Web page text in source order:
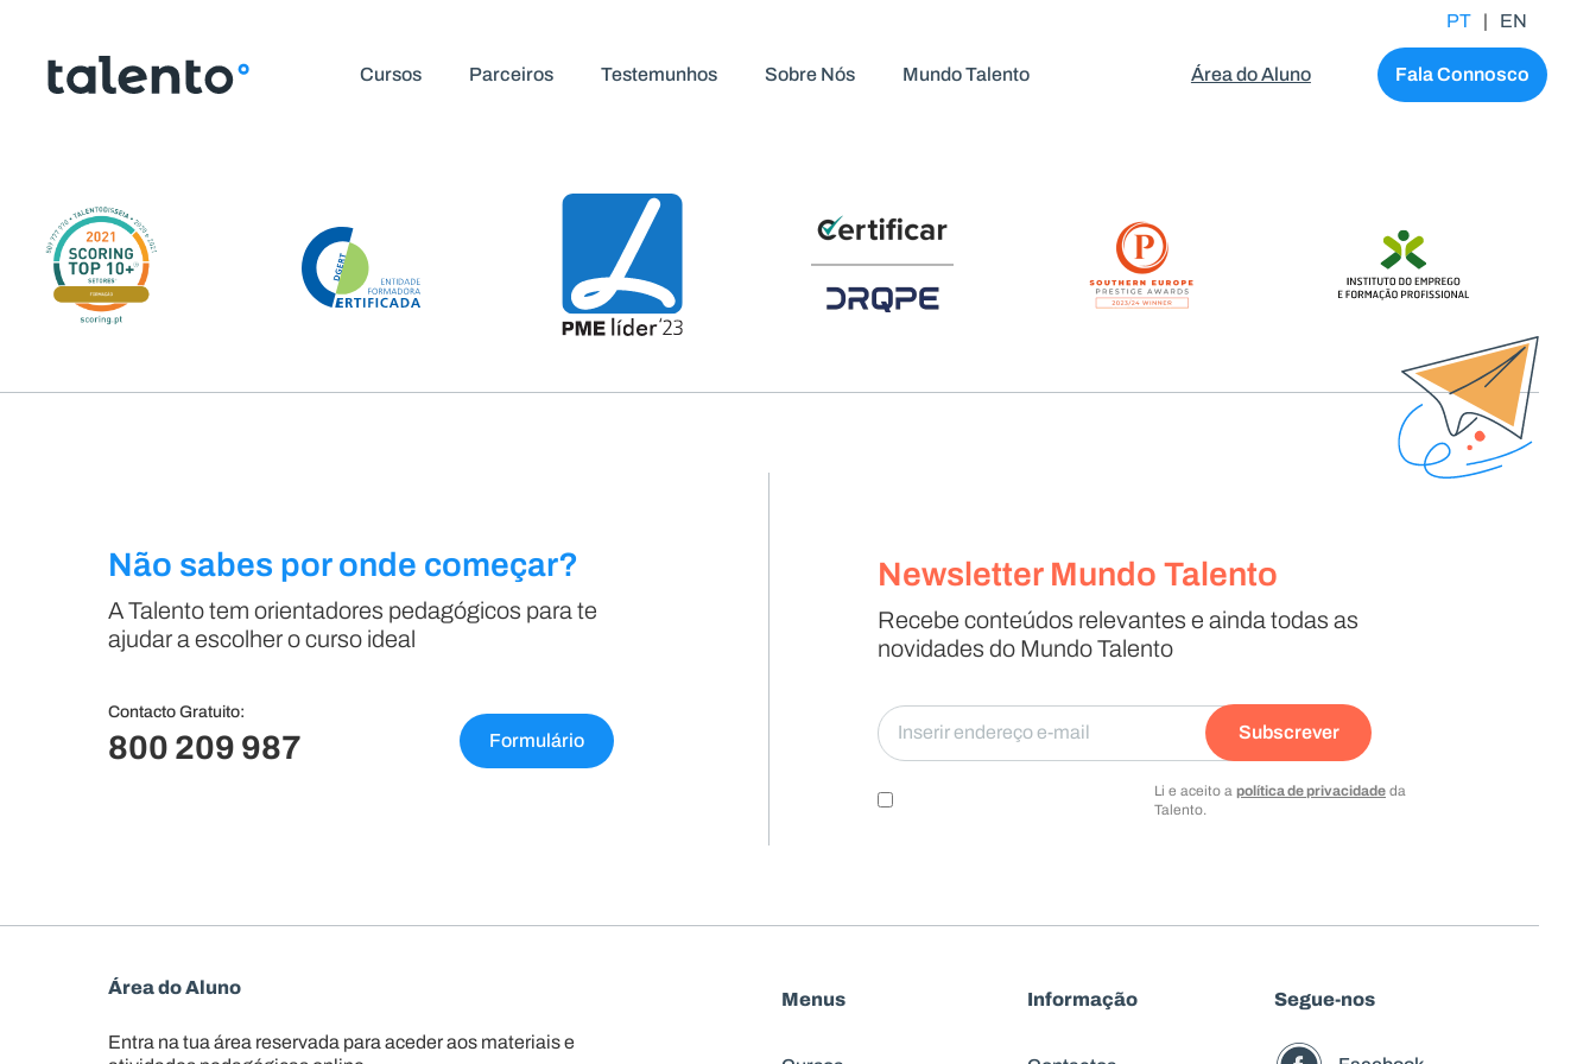
PT | EN
Cursos Parceiros Testemunhos Sobre Nós Mundo Talento Área do Aluno Fala Connosco
Vila Nova de Famalicão
Não sabes por onde começar?
A Talento tem orientadores pedagógicos para te
ajudar a escolher o curso ideal
Contacto Gratuito:
800 209 987 Formulário
Newsletter Mundo Talento
Recebe conteúdos relevantes e ainda todas as
novidades do Mundo Talento
Li e aceito a política de privacidade da
Talento.
Subscrever
Área do Aluno
Entra na tua área reservada para aceder aos materiais e
Menus Informação Segue-nos